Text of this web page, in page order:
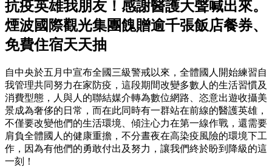
抗疫英雄我朋友！感謝醫護大聲喊出來。
煙波國際觀光集團餽贈逾千張飯店餐券、
免費住宿天天抽
自中央於五月中宣布全國三級警戒以來，全體國人開始練習自
我管理共同努力在家防疫，這段期間改變多數人的生活習慣及
消費型態，人與人的聯結媒介轉為數位網路、恣意出遊收攝美
景成為奢侈的日常，而在此同時有一群站在前線的醫護英雄，
不僅要改變他們的生活環境、傾注心力在第一線作戰，還需要
肩負全體國人的健康重擔，不分晝夜在高染疫風險的環境下工
作，因為有他們的勇敢付出及努力，讓我們終於盼到降級的這
一刻！